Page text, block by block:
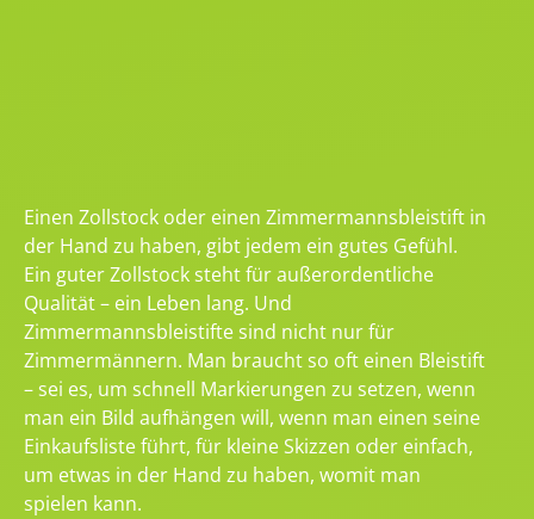
Einen Zollstock oder einen Zimmermannsbleistift in
der Hand zu haben, gibt jedem ein gutes Gefühl.
Ein guter Zollstock steht für außerordentliche
Qualität – ein Leben lang. Und
Zimmermannsbleistifte sind nicht nur für
Zimmermännern. Man braucht so oft einen Bleistift
– sei es, um schnell Markierungen zu setzen, wenn
man ein Bild aufhängen will, wenn man einen seine
Einkaufsliste führt, für kleine Skizzen oder einfach,
um etwas in der Hand zu haben, womit man
spielen kann.